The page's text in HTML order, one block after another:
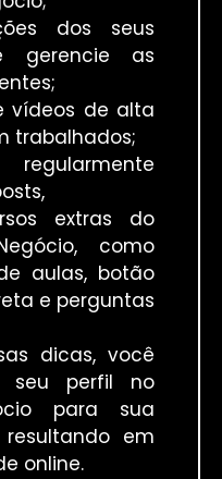
dos seus
gerencie as
vídeos de alta
trabalhados;
extras do
como
aulas, botão
e perguntas
dicas, você
seu perfil no
para sua
em
online.